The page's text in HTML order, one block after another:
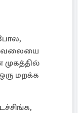
வேலையை
மறக்க